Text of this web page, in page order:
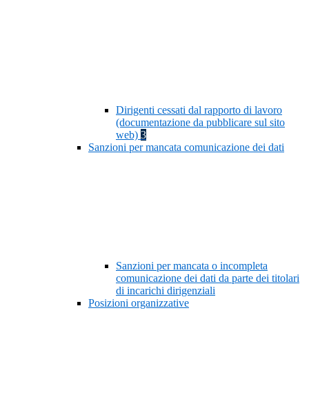
Dirigenti cessati dal rapporto di lavoro
(documentazione da pubblicare sul sito
web) 3
Sanzioni per mancata comunicazione dei dati
Sanzioni per mancata o incompleta
comunicazione dei dati da parte dei titolari
di incarichi dirigenziali
Posizioni organizzative